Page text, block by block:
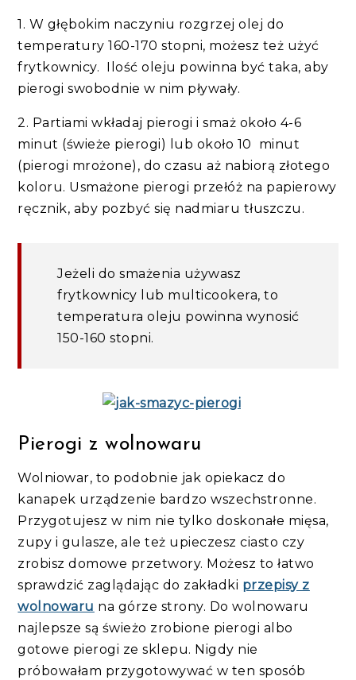
1. W głębokim naczyniu rozgrzej olej do
temperatury 160-170 stopni, możesz też użyć
frytkownicy. Ilość oleju powinna być taka, aby
pierogi swobodnie w nim pływały.
2. Partiami wkładaj pierogi i smaż około 4-6
minut (świeże pierogi) lub około 10 minut
(pierogi mrożone), do czasu aż nabiorą złotego
koloru. Usmażone pierogi przełóż na papierowy
ręcznik, aby pozbyć się nadmiaru tłuszczu.
Jeżeli do smażenia używasz
frytkownicy lub multicookera, to
temperatura oleju powinna wynosić
150-160 stopni.
Pierogi z wolnowaru
Wolniowar, to podobnie jak opiekacz do
kanapek urządzenie bardzo wszechstronne.
Przygotujesz w nim nie tylko doskonałe mięsa,
zupy i gulasze, ale też upieczesz ciasto czy
zrobisz domowe przetwory. Możesz to łatwo
sprawdzić zaglądając do zakładki przepisy z
wolnowaru na górze strony. Do wolnowaru
najlepsze są świeżo zrobione pierogi albo
gotowe pierogi ze sklepu. Nigdy nie
próbowałam przygotowywać w ten sposób